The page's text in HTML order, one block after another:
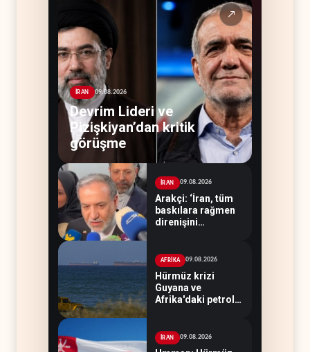
↗
İRAN 09.08.2026
Devrim Lideri ve
Pizişkiyan’dan kritik
görüşme
İRAN 09.08.2026
Arakçi: ‘İran, tüm
baskılara rağmen
direnişini
AFRİKA 09.08.2026
Hürmüz krizi
Guyana ve
Afrika'daki petrol
İRAN 09.08.2026